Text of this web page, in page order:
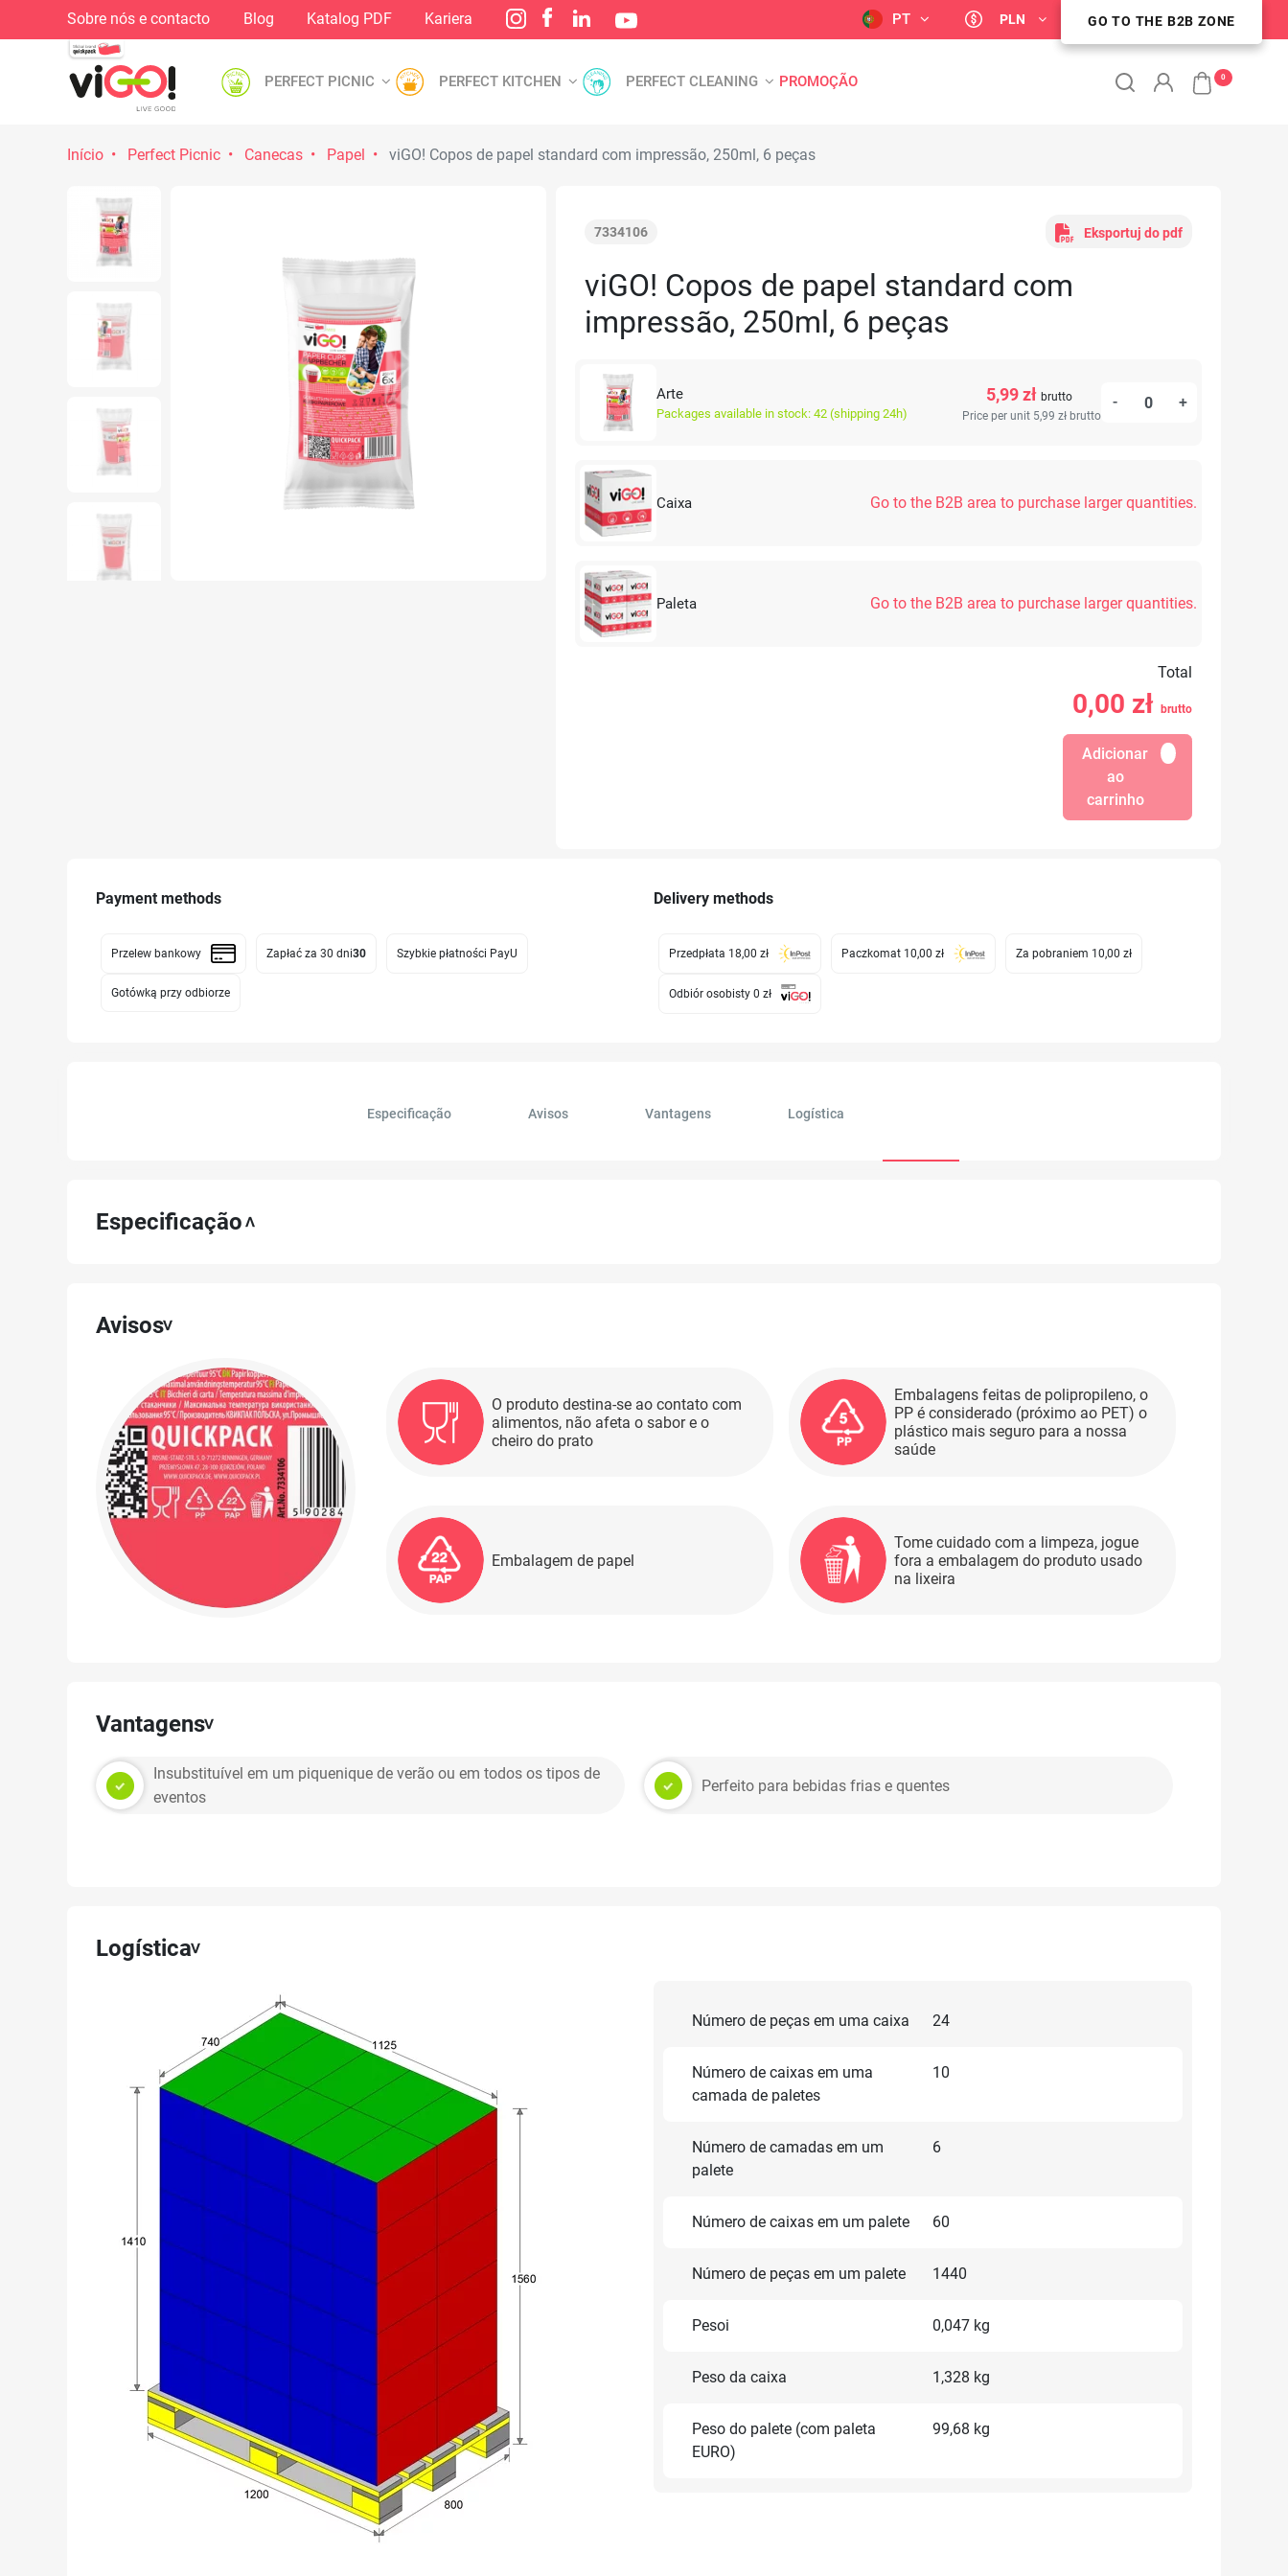
Sobre nós e contacto Blog Katalog PDF Kariera PT PLN STREFA KLIENTA B2B
GO TO THE B2B ZONE
PERFECT PICNIC PERFECT KITCHEN PERFECT CLEANING PROMOÇÃO 0
Início Perfect Picnic Canecas Papel viGO! Copos de papel standard com impressão, 250ml, 6 peças
7334106 Eksportuj do pdf
viGO! Copos de papel standard com
impressão, 250ml, 6 peças
Arte
Packages available in stock: 42 (shipping 24h)
5,99 zł brutto
Price per unit 5,99 zł brutto
- +
Caixa Go to the B2B area to purchase larger quantities.
Paleta Go to the B2B area to purchase larger quantities.
Total
0,00 zł brutto
Adicionar
ao
carrinho
Payment methods
Przelew bankowy Zapłać za 30 dni30 Szybkie płatności PayU
Gotówką przy odbiorze
Delivery methods
Przedpłata 18,00 zł Paczkomat 10,00 zł Za pobraniem 10,00 zł
Odbiór osobisty 0 zł
Especificação Avisos Vantagens Logística
Especificação
Avisos
O produto destina-se ao contato com
alimentos, não afeta o sabor e o
cheiro do prato
Embalagens feitas de polipropileno, o
PP é considerado (próximo ao PET) o
plástico mais seguro para a nossa
saúde
Embalagem de papel
Tome cuidado com a limpeza, jogue
fora a embalagem do produto usado
na lixeira
Vantagens
Insubstituível em um piquenique de verão ou em todos os tipos de
eventos
Perfeito para bebidas frias e quentes
Logística
Número de peças em uma caixa 24
Número de caixas em uma
camada de paletes
10
Número de camadas em um
palete
6
Número de caixas em um palete 60
Número de peças em um palete 1440
Pesoi 0,047 kg
Peso da caixa 1,328 kg
Peso do palete (com paleta
EURO)
99,68 kg